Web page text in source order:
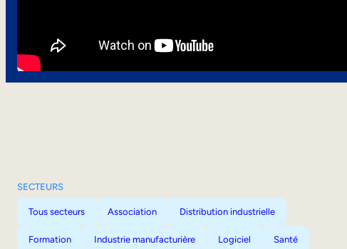
SECTEURS
Tous secteurs Association Distribution industrielle
Formation Industrie manufacturière Logiciel Santé